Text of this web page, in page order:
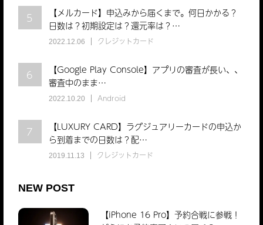
5
【メルカード】申込みから届くまで。何日かかる？
日数は？初期設定は？還元率は？…
2022.12.06 クレジットカード
6
【Google Play Console】アプリの審査が長い、、
審査中のまま…
2022.10.20 Android
7
【LUXURY CARD】ラグジュアリーカードの申込か
ら到着までの日数は？配…
2019.11.13 クレジットカード
NEW POST
【iPhone 16 Pro】予約合戦に参戦！